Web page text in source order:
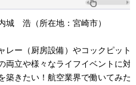
城 浩 （所在地：宮崎市）
レー（厨房設備）やコックピット
両立や様々なライフイベントに対
築きたい！航空業界で働いてみた